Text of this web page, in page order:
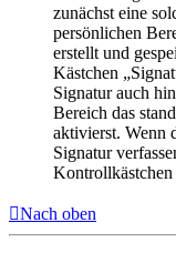
zunächst eine
persönlichen
erstellt und
Kästchen
Signatur auch
Bereich das
aktivierst. Wenn
Signatur
Kontrollkästchen
Nach oben